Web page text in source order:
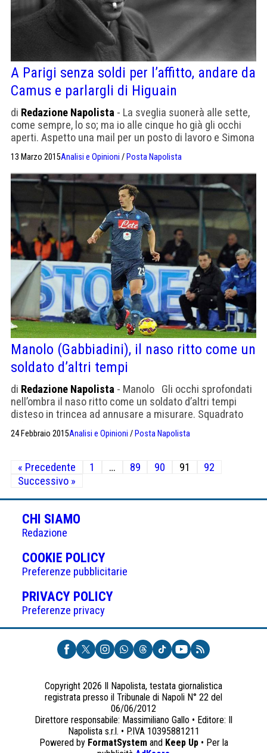
A Parigi senza soldi per l’affitto, andare da
Camus e parlargli di Higuain
di Redazione Napolista - La sveglia suonerà alle sette,
come sempre, lo so; ma io alle cinque ho già gli occhi
aperti. Aspetto una mail per un posto di lavoro e Simona
“Dormi ancora un po’”. Io mi vergogno e non ho il
coraggio di dirle quello che penso davvero: […]
13 Marzo 2015Analisi e Opinioni / Posta Napolista
Manolo (Gabbiadini), il naso ritto come un
soldato d’altri tempi
di Redazione Napolista - Manolo Gli occhi sprofondati
nell’ombra il naso ritto come un soldato d’altri tempi
disteso in trincea ad annusare a misurare. Squadrato
meccanismo degli eventi curva continua e sudata nella
un adolescente spalle larghe collo curvo bocca ad
attendere. […]
24 Febbraio 2015Analisi e Opinioni / Posta Napolista
Paginazione
degli
articoli
« Precedente 1 … 89 90 91
92
Successivo »
CHI SIAMO
Redazione
COOKIE POLICY(APRE
IN
UNA
NUOVA
Preferenze pubblicitarie
PRIVACY POLICY(APRE
UNA
NUOVA
SCHEDA)
Preferenze privacy
Copyright 2026 Il Napolista, testata giornalistica
registrata presso il Tribunale di Napoli N° 22 del
06/06/2012
Direttore responsabile: Massimiliano Gallo • Editore: Il
Napolista s.r.l. • P.IVA 10395881211
Powered by FormatSystemand Keep Up• Per la